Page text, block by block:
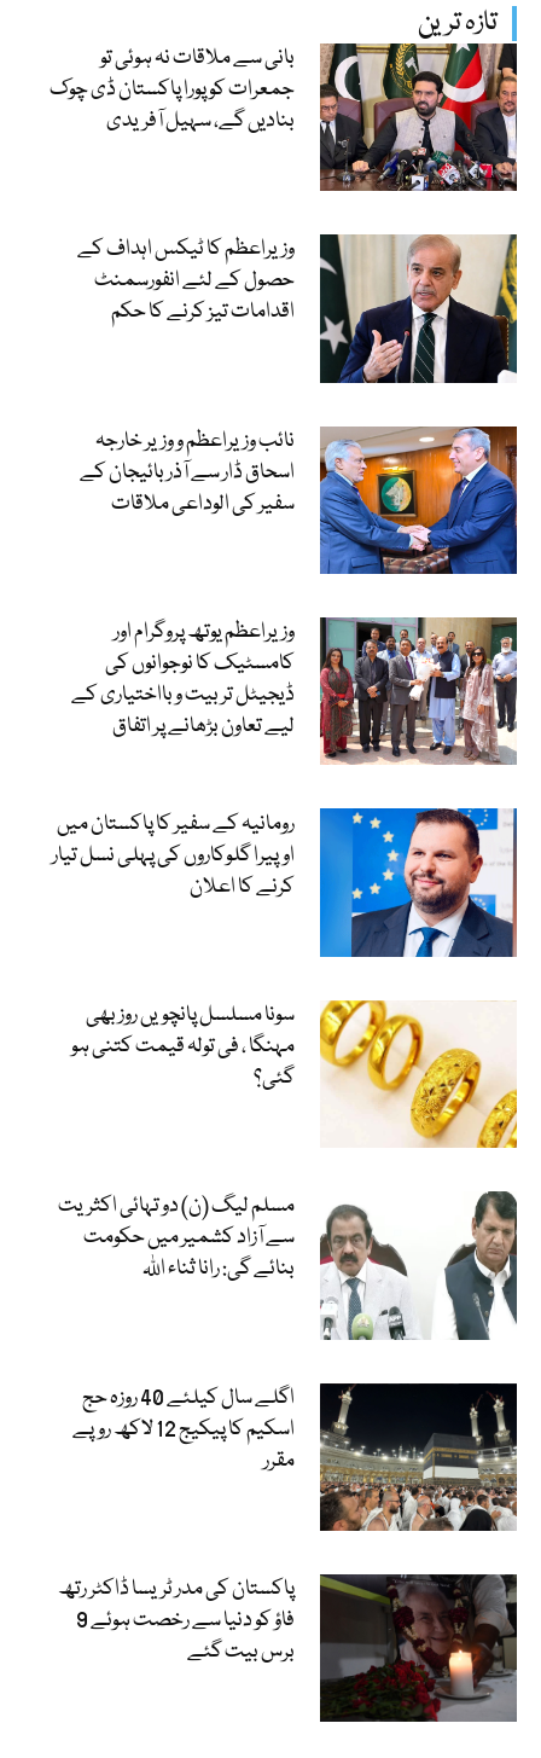
تازہ ترین
بانی سے ملاقات نہ ہوئی تو
جمعرات کو پورا پاکستان ڈی چوک
بنادیں گے، سہیل آفریدی
وزیراعظم کا ٹیکس اہداف کے
حصول کے لئے انفورسمنٹ
اقدامات تیز کرنے کا حکم
نائب وزیراعظم و وزیر خارجہ
اسحاق ڈار سے آذربائیجان کے
سفیر کی الوداعی ملاقات
وزیراعظم یوتھ پروگرام اور
کامسٹیک کا نوجوانوں کی
ڈیجیٹل تربیت و بااختیاری کے
لیے تعاون بڑھانے پر اتفاق
رومانیہ کے سفیر کا پاکستان میں
اوپیرا گلوکاروں کی پہلی نسل تیار
کرنے کا اعلان
سونا مسلسل پانچویں روز بھی
مہنگا ، فی تولہ قیمت کتنی ہو
گئی؟
مسلم لیگ (ن) دو تہائی اکثریت
سے آزاد کشمیر میں حکومت
بنائے گی: رانا ثناء اللہ
اگلے سال کیلئے 40 روزہ حج
اسکیم کا پیکیج 12 لاکھ روپے
مقرر
پاکستان کی مدر ٹریسا ڈاکٹر رتھ
فاؤ کو دنیا سے رخصت ہوئے 9
برس بیت گئے